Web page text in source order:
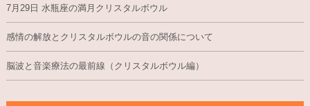
7月29日 水瓶座の満月クリスタルボウル
感情の解放とクリスタルボウルの音の関係について
脳波と音楽療法の最前線（クリスタルボウル編）